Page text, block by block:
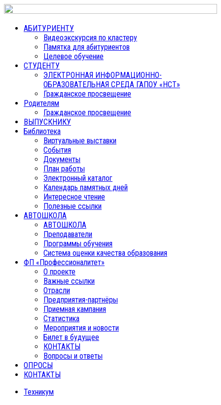
АБИТУРИЕНТУ
Видеоэкскурсия по кластеру
Памятка для абитуриентов
Целевое обучение
СТУДЕНТУ
ЭЛЕКТРОННАЯ ИНФОРМАЦИОННО-
ОБРАЗОВАТЕЛЬНАЯ СРЕДА ГАПОУ «НСТ»
Гражданское просвещение
Родителям
Гражданское просвещение
ВЫПУСКНИКУ
Библиотека
Виртуальные выставки
События
Документы
План работы
Электронный каталог
Календарь памятных дней
Интересное чтение
Полезные ссылки
АВТОШКОЛА
АВТОШКОЛА
Преподаватели
Программы обучения
Система оценки качества образования
ФП «Профессионалитет»
О проекте
Важные ссылки
Отрасли
Предприятия-партнёры
Приемная кампания
Статистика
Мероприятия и новости
Билет в будущее
КОНТАКТЫ
Вопросы и ответы
ОПРОСЫ
КОНТАКТЫ
Техникум